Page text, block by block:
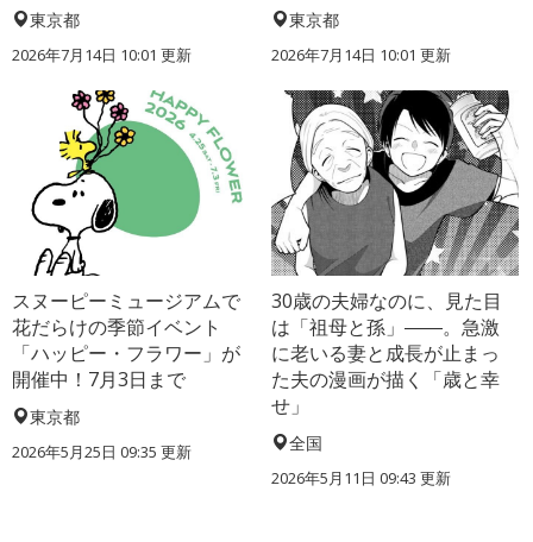
東京都
2026年7月14日 10:01 更新
東京都
2026年7月14日 10:01 更新
スヌーピーミュージアムで
花だらけの季節イベント
「ハッピー・フラワー」が
開催中！7月3日まで
東京都
2026年5月25日 09:35 更新
30歳の夫婦なのに、見た目
は「祖母と孫」――。急激
に老いる妻と成長が止まっ
た夫の漫画が描く「歳と幸
せ」
全国
2026年5月11日 09:43 更新